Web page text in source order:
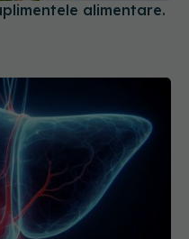
alimentare.